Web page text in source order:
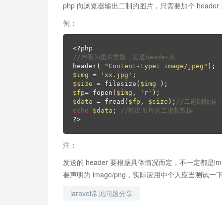
php 向浏览器输出二制的图片，只需要加个
例：
<?php
//声明为图片类型，发送header头
header(
"Content-type: image/jpeg"
$img = 'xx.jpg'
$size = filesize( $img
$fp= fopen( $img , 'r'
$data = fread( $fp , $size ); //二进制数据
echo
$data ;
//输出图片的二进制数据
?>
注：
发送的 header 要根据具体情况而定，不一定都是
要声明为 image/png，实际应用中个人应当测试一
laravel常见问题分享